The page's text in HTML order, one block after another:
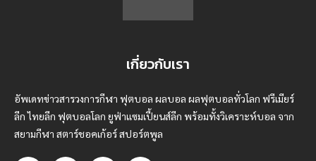
เกี่ยวกับเรา
อัพเดทข่าวสารวงการกีฬา ฟุตบอล ผลบอล ผลฟุตบอลทั่วโลก ฟรีเมียร์
ลีก ไทยลีก ฟุตบอลโลก ยูฟ่าแซมเปี้ยนส์ลีก พร้อมทั้งวิเคราะห์บอล จาก
สยามกีฬา สตาร์ชอคเก้อร์ สปอร์ตพูล